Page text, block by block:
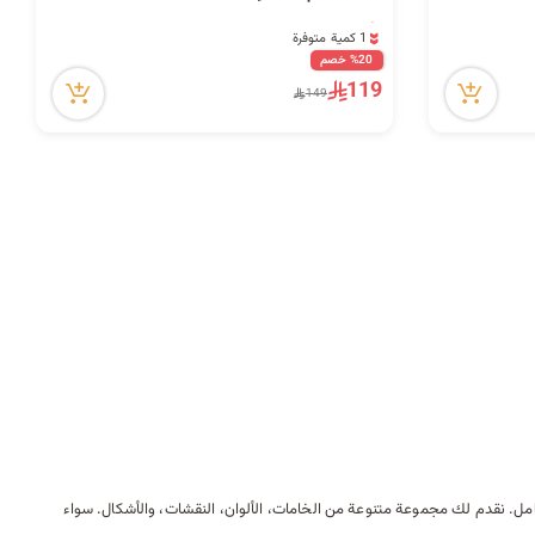
1 كمية متوفرة
1 مشاهدة مؤخراً
1 كمية متوفرة
1 مشاهدة مؤخراً
%20 خصم
119
149
نقدم لك مجموعة متنوعة من الخامات، الألوان، النقشات، والأشكال. سواء